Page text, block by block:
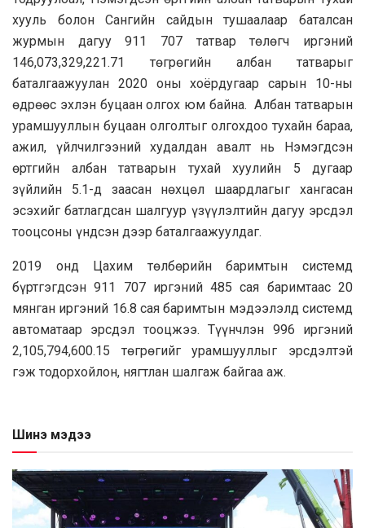
хууль болон Сангийн сайдын тушаалаар баталсан
журмын дагуу 911 707 татвар төлөгч иргэний
146,073,329,221.71 төгрөгийн албан татварыг
баталгаажуулан 2020 оны хоёрдугаар сарын 10-ны
өдрөөс эхлэн буцаан олгох юм байна. Албан татварын
урамшууллын буцаан олголтыг олгохдоо тухайн бараа,
ажил, үйлчилгээний худалдан авалт нь Нэмэгдсэн
өртгийн албан татварын тухай хуулийн 5 дугаар
зүйлийн 5.1-д заасан нөхцөл шаардлагыг хангасан
эсэхийг батлагдсан шалгуур үзүүлэлтийн дагуу эрсдэл
тооцсоны үндсэн дээр баталгаажуулдаг.
2019 онд Цахим төлбөрийн баримтын системд
бүртгэгдсэн 911 707 иргэний 485 сая баримтаас 20
мянган иргэний 16.8 сая баримтын мэдээлэлд системд
автоматаар эрсдэл тооцжээ. Түүнчлэн 996 иргэний
2,105,794,600.15 төгрөгийг урамшууллыг эрсдэлтэй
гэж тодорхойлон, нягтлан шалгаж байгаа аж.
Шинэ мэдээ